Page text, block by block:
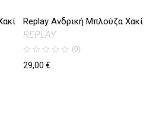
Replay Ανδρική Μπλούζα Χακί
REPLAY
(0)
29,00€